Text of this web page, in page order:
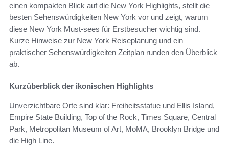
einen kompakten Blick auf die New York Highlights, stellt die
besten Sehenswürdigkeiten New York vor und zeigt, warum
diese New York Must-sees für Erstbesucher wichtig sind.
Kurze Hinweise zur New York Reiseplanung und ein
praktischer Sehenswürdigkeiten Zeitplan runden den Überblick
ab.
Kurzüberblick der ikonischen Highlights
Unverzichtbare Orte sind klar: Freiheitsstatue und Ellis Island,
Empire State Building, Top of the Rock, Times Square, Central
Park, Metropolitan Museum of Art, MoMA, Brooklyn Bridge und
die High Line.